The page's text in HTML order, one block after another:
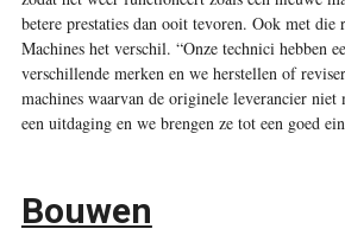
betere prestaties dan ooit tevoren. Ook met die
Machines het verschil. “Onze technici hebben
verschillende merken en we herstellen of
machines waarvan de originele leverancier niet
een uitdaging en we brengen ze tot een goed
Bouwen